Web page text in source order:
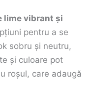
lime vibrant și
pentru a se
sobru și neutru,
și culoare pot
roșul, care adaugă